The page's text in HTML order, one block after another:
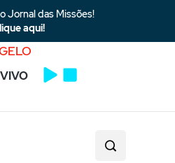
Jornal das Missões!
aqui!